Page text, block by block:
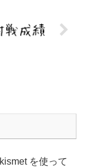
を使って